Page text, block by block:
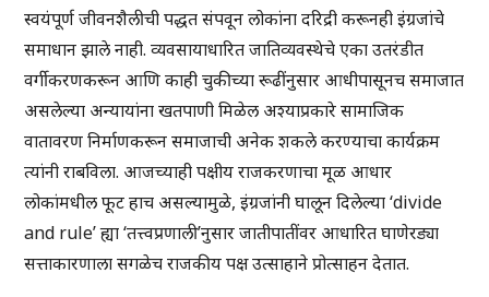
स्वयंपूर्ण जीवनशैलीची पद्धत संपवून लोकांना दरिद्री करूनही इंग्रजांचे
समाधान झाले नाही. व्यवसायाधारित जातिव्यवस्थेचे एका उतरंडीत
वर्गीकरणकरून आणि काही चुकीच्या रूढींनुसार आधीपासूनच समाजात
असलेल्या अन्यायांना खतपाणी मिळेल अश्याप्रकारे सामाजिक
वातावरण निर्माणकरून समाजाची अनेक शकले करण्याचा कार्यक्रम
त्यांनी राबविला. आजच्याही पक्षीय राजकरणाचा मूळ आधार
लोकांमधील फूट हाच असल्यामुळे, इंग्रजांनी घालून दिलेल्या ‘divide
and rule’ ह्या ‘तत्त्वप्रणाली’नुसार जातीपातींवर आधारित घाणेरड्या
सत्ताकारणाला सगळेच राजकीय पक्ष उत्साहाने प्रोत्साहन देतात.